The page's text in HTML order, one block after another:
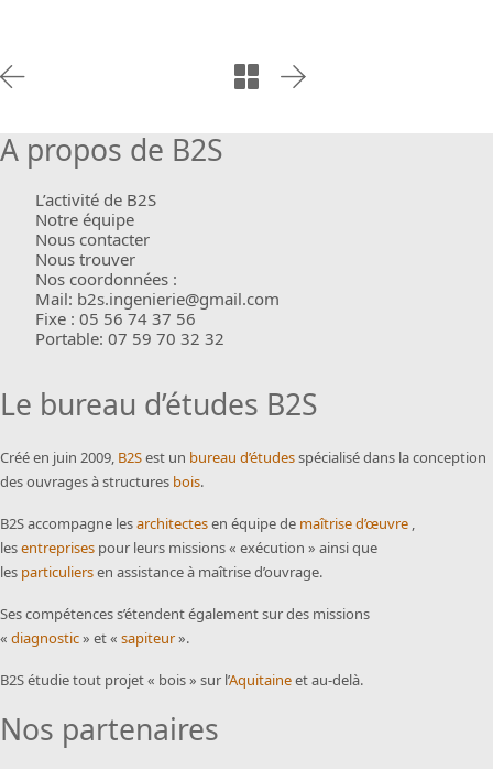
A propos de B2S
L’activité de B2S
Notre équipe
Nous contacter
Nous trouver
Nos coordonnées :
Mail: b2s.ingenierie@gmail.com
Fixe : 05 56 74 37 56
Portable: 07 59 70 32 32
Le bureau d’études B2S
Créé en juin 2009, B2Sest un bureau d’étudesspécialisé dans la conception
des ouvrages à structures bois.
B2S accompagne lesarchitectesen équipe de maîtrise d’œuvre ,
lesentreprises pour leurs missions « exécution » ainsi que
les particuliersen assistance à maîtrise d’ouvrage.
Ses compétences s’étendent également sur des missions
« diagnostic» et « sapiteur».
B2S étudie tout projet « bois » sur l’Aquitaineet au-delà.
Nos partenaires